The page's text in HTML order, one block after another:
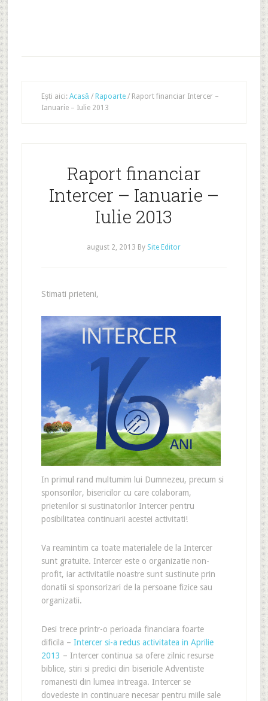
Ești aici: Acasă / Rapoarte /Raport financiar Intercer –
Ianuarie – Iulie 2013
Raport financiar
Intercer – Ianuarie –
Iulie 2013
august 2, 2013 By Site Editor
Stimati prieteni,
In primul rand multumim lui Dumnezeu, precum si
sponsorilor, bisericilor cu care colaboram,
prietenilor si sustinatorilor Intercer pentru
posibilitatea continuarii acestei activitati!
Va reamintim ca toate materialele de la Intercer
sunt gratuite. Intercer este o organizatie non-
profit, iar activitatile noastre sunt sustinute prin
donatii si sponsorizari de la persoane fizice sau
organizatii.
Desi trece printr-o perioada financiara foarte
dificila – Intercer si-a redus activitatea in Aprilie
2013 – Intercer continua sa ofere zilnic resurse
biblice, stiri si predici din bisericile Adventiste
romanesti din lumea intreaga. Intercer se
dovedeste in continuare necesar pentru miile sale